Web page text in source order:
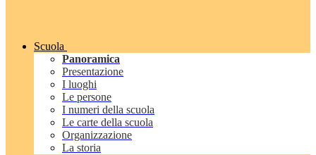
Scuola
Panoramica
Presentazione
I luoghi
Le persone
I numeri della scuola
Le carte della scuola
Organizzazione
La storia